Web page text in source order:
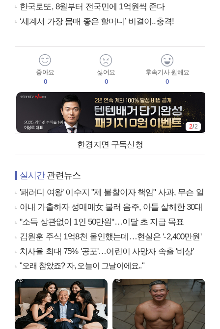
한국로또, 8월부터 전국민에 1억원씩 준다
‘세계서 가장 몸매 좋은 할머니’ 비결이..충격!
좋아요
0
싫어요
0
후속기사 원해요
0
2/2
한경지면 구독신청
실시간관련뉴스
'패러디 여왕' 이수지 "제 불찰이자 책임" 사과, 무슨 일
아내 가출하자 성매매女 불러 음주, 아들 살해한 30대
"소득 상관없이 1인 50만원"…이달 초 지급 목표
김원훈 주식 1억8천 올인했는데…현실은 '-2,400만원'
치사율 최대 75% '공포'…어린이 사망자 속출 '비상'
"오래 참았죠? 자, 오늘이 그날이에요.."